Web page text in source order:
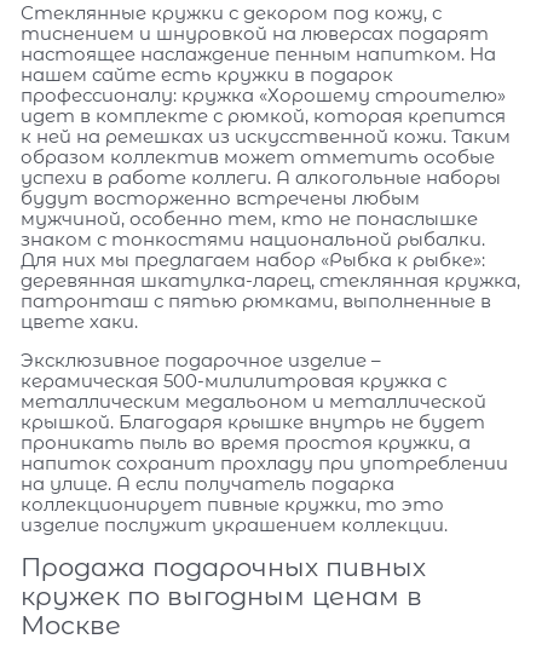
Стеклянные кружки с декором под кожу, с
тиснением и шнуровкой на люверсах подарят
настоящее наслаждение пенным напитком. На
нашем сайте есть кружки в подарок
профессионалу: кружка «Хорошему строителю»
идет в комплекте с рюмкой, которая крепится
к ней на ремешках из искусственной кожи. Таким
образом коллектив может отметить особые
успехи в работе коллеги. А алкогольные наборы
будут восторженно встречены любым
мужчиной, особенно тем, кто не понаслышке
знаком с тонкостями национальной рыбалки.
Для них мы предлагаем набор «Рыбка к рыбке»:
деревянная шкатулка-ларец, стеклянная кружка,
патронташ с пятью рюмками, выполненные в
цвете хаки.
Эксклюзивное подарочное изделие –
керамическая 500-милилитровая кружка с
металлическим медальоном и металлической
крышкой. Благодаря крышке внутрь не будет
проникать пыль во время простоя кружки, а
напиток сохранит прохладу при употреблении
на улице. А если получатель подарка
коллекционирует пивные кружки, то это
изделие послужит украшением коллекции.
Продажа подарочных пивных
кружек по выгодным ценам в
Москве